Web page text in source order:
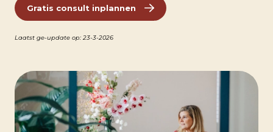
Gratis consult inplannen
Laatst ge-update op: 23-3-2026